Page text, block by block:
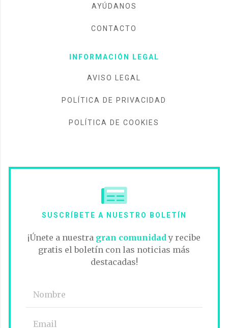
AYÚDANOS
CONTACTO
INFORMACIÓN LEGAL
AVISO LEGAL
POLÍTICA DE PRIVACIDAD
POLÍTICA DE COOKIES
SUSCRÍBETE A NUESTRO BOLETÍN
¡Únete a nuestra gran comunidady recibe
gratis el boletín con las noticias más
destacadas!